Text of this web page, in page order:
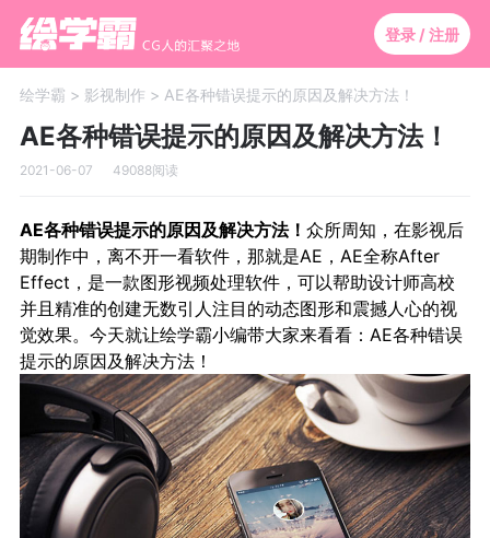
登录 / 注册
绘学霸 > 影视制作 > AE各种错误提示的原因及解决方法！
AE各种错误提示的原因及解决方法！
2021-06-07 49088阅读
AE各种错误提示的原因及解决方法！ 众所周知，在影视后
期制作中，离不开一看软件，那就是AE，AE全称After
Effect，是一款图形视频处理软件，可以帮助设计师高校
并且精准的创建无数引人注目的动态图形和震撼人心的视
觉效果。今天就让绘学霸小编带大家来看看：AE各种错误
提示的原因及解决方法！